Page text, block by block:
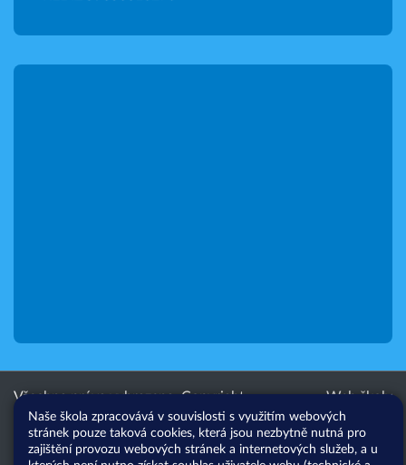
Všechna práva vyhrazena. Copyright
© 2026 |Mapa stránek|Přihlásit|
Přístupnost stránek| Pravidla
COOKIES
Web školy
Naše škola zpracovává v souvislosti s využitím webových
stránek pouze taková cookies, která jsou nezbytně nutná pro
zajištění provozu webových stránek a internetových služeb, a u